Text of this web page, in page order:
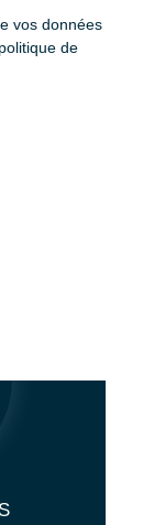
vos données
politique de